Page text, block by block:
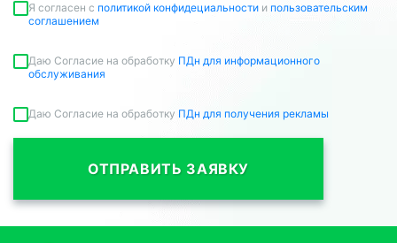
Я согласен c политикой конфидециальности и пользовательским
соглашением
Даю Согласие на обработку ПДн для информационного
обслуживания
Даю Согласие на обработку ПДн для получения рекламы
ОТПРАВИТЬ ЗАЯВКУ